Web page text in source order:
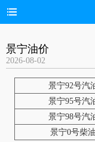
景宁油价
2026-08-02
景宁92号汽
景宁95号汽
景宁98号汽
景宁0号柴油